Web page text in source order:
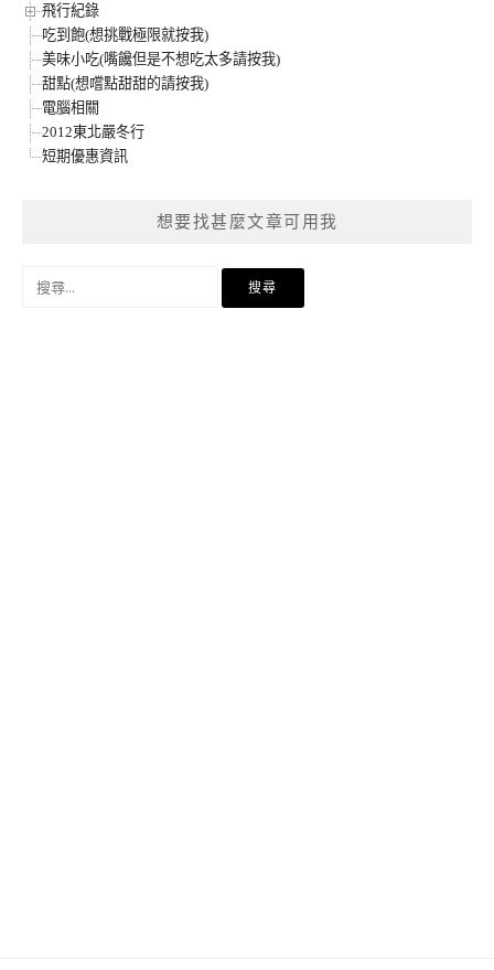
飛行紀錄
吃到飽(想挑戰極限就按我)
美味小吃(嘴饞但是不想吃太多請按我)
甜點(想嚐點甜甜的請按我)
電腦相關
2012東北嚴冬行
短期優惠資訊
想要找甚麼文章可用我